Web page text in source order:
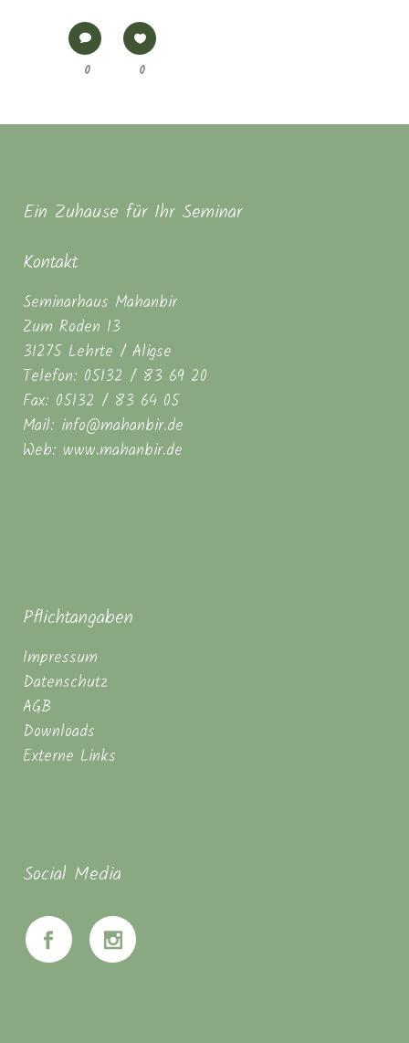
0 0
Ein Zuhause für Ihr Seminar
Kontakt
Seminarhaus Mahanbir
Zum Roden 13
31275 Lehrte / Aligse
Telefon: 05132 / 83 69 20
Fax: 05132 / 83 64 05
Mail: info@mahanbir.de
Web: www.mahanbir.de
Pflichtangaben
Impressum
Datenschutz
AGB
Downloads
Externe Links
Social Media